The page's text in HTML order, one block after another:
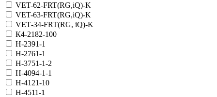
VET-62-FRT(RG,iQ)-K
VET-63-FRT(RG,iQ)-K
VET‑34-FRT(RG, iQ)-K
К4-2182-100
Н-2391-1
Н-2761-1
Н-3751-1-2
Н-4094-1-1
Н-4121-10
Н-4511-1